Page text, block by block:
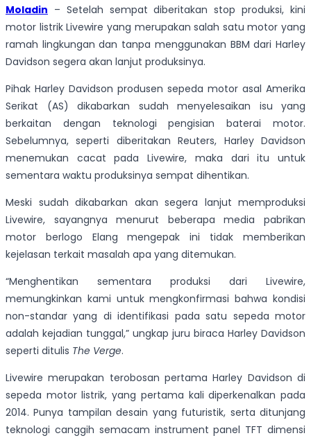
Moladin – Setelah sempat diberitakan stop produksi, kini
motor listrik Livewire yang merupakan salah satu motor yang
ramah lingkungan dan tanpa menggunakan BBM dari Harley
Davidson segera akan lanjut produksinya.
Pihak Harley Davidson produsen sepeda motor asal Amerika
Serikat (AS) dikabarkan sudah menyelesaikan isu yang
berkaitan dengan teknologi pengisian baterai motor.
Sebelumnya, seperti diberitakan Reuters, Harley Davidson
menemukan cacat pada Livewire, maka dari itu untuk
sementara waktu produksinya sempat dihentikan.
Meski sudah dikabarkan akan segera lanjut memproduksi
Livewire, sayangnya menurut beberapa media pabrikan
motor berlogo Elang mengepak ini tidak memberikan
kejelasan terkait masalah apa yang ditemukan.
“Menghentikan sementara produksi dari Livewire,
memungkinkan kami untuk mengkonfirmasi bahwa kondisi
non-standar yang di identifikasi pada satu sepeda motor
adalah kejadian tunggal,” ungkap juru biraca Harley Davidson
seperti ditulis The Verge.
Livewire merupakan terobosan pertama Harley Davidson di
sepeda motor listrik, yang pertama kali diperkenalkan pada
2014. Punya tampilan desain yang futuristik, serta ditunjang
teknologi canggih semacam instrument panel TFT dimensi